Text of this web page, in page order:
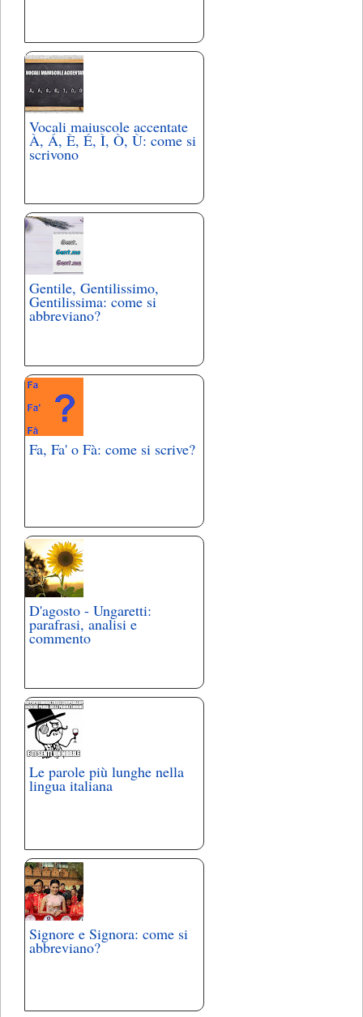
Vocali maiuscole accentate
À, Á, È, É, Ì, Ò, Ù: come si
scrivono
Gentile, Gentilissimo,
Gentilissima: come si
abbreviano?
Fa, Fa' o Fà: come si scrive?
D'agosto - Ungaretti:
parafrasi, analisi e
commento
Le parole più lunghe nella
lingua italiana
Signore e Signora: come si
abbreviano?